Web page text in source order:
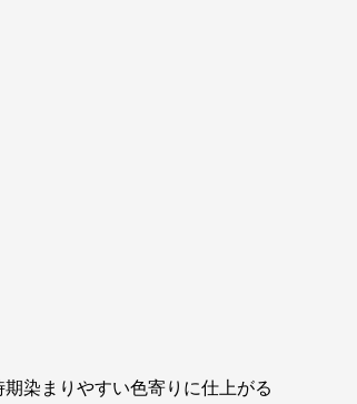
染まりやすい色寄りに仕上がる